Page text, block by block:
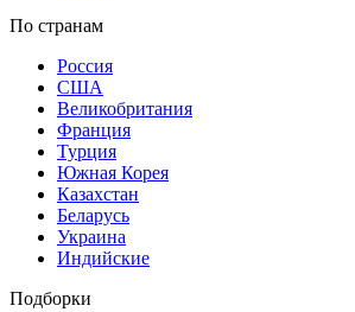
По странам
Россия
США
Великобритания
Франция
Турция
Южная Корея
Казахстан
Беларусь
Украина
Индийские
Подборки